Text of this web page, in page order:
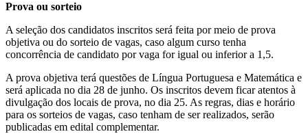
Prova ou sorteio
A seleção dos candidatos inscritos será feita por meio de prova
objetiva ou do sorteio de vagas, caso algum curso tenha
concorrência de candidato por vaga for igual ou inferior a 1,5.
A prova objetiva terá questões de Língua Portuguesa e Matemática e
será aplicada no dia 28 de junho. Os inscritos devem ficar atentos à
divulgação dos locais de prova, no dia 25. As regras, dias e horário
para os sorteios de vagas, caso tenham de ser realizados, serão
publicadas em edital complementar.